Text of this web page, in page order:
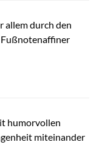
allem durch den
Fußnotenaffiner
humorvollen
miteinander